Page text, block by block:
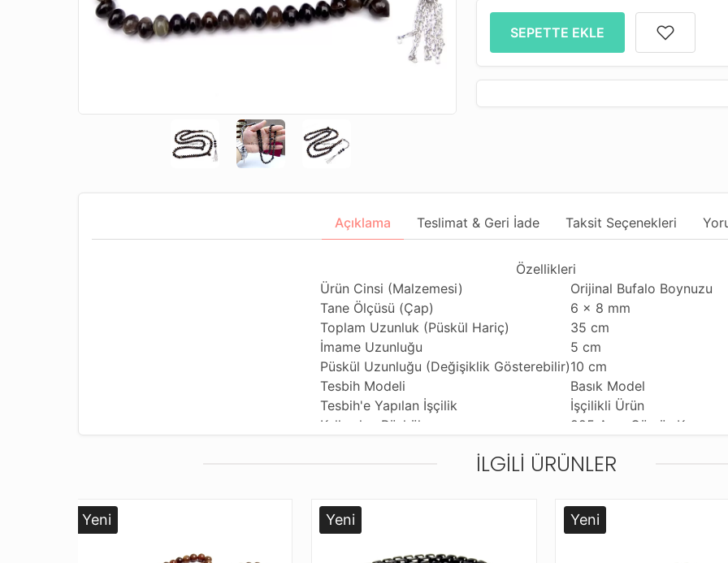
SEPETTE EKLE
Açıklama Teslimat & Geri İade Taksit Seçenekleri
Özellikleri
Ürün Cinsi (Malzemesi)
Orijinal Bufalo Boynuzu
Tane Ölçüsü (Çap)
6 x 8 mm
Toplam Uzunluk (Püskül Hariç)
35 cm
İmame Uzunluğu
5 cm
Püskül Uzunluğu (Değişiklik Gösterebilir)10 cm
Tesbih Modeli
Basık Model
Tesbih'e Yapılan İşçilik
İşçilikli Ürün
Kullanılan Püskül
925 Ayar Gümüş Kamçı
Tekli Çekime Uygun
Paketleme ve Gönderim Şekli
Standart Dayanıklı Tesbih
İLGILI ÜRÜNLER
Yeni Yeni Yeni